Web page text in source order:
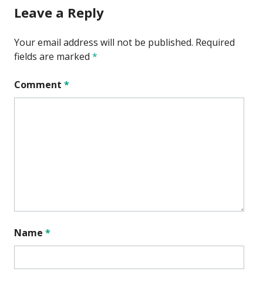
Leave a Reply
Your email address will not be published. Required
fields are marked *
Comment *
Name *